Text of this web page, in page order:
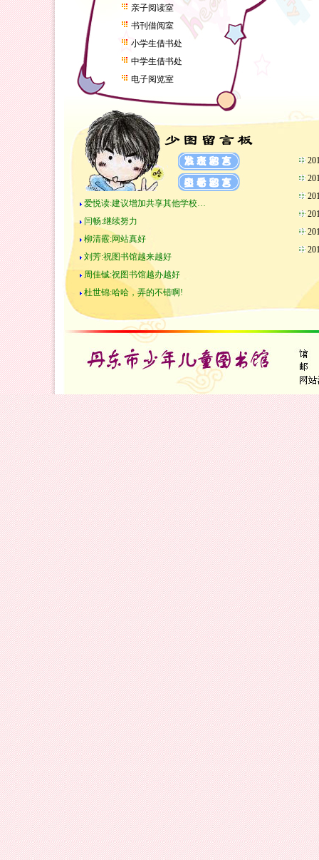
亲子阅读室
书刊借阅室
小学生借书处
中学生借书处
电子阅览室
爱悦读:建议增加共享其他学校…
闫畅:继续努力
柳清霰:网站真好
刘芳:祝图书馆越来越好
周佳铖:祝图书馆越办越好
杜世锦:哈哈，弄的不错啊!